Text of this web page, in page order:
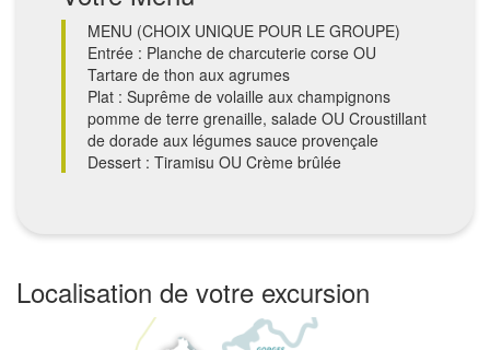
MENU (CHOIX UNIQUE POUR LE GROUPE)
Entrée : Planche de charcuterie corse OU
Tartare de thon aux agrumes
Plat : Suprême de volaille aux champignons
pomme de terre grenaille, salade OU Croustillant
de dorade aux légumes sauce provençale
Dessert : Tiramisu OU Crème brûlée
Localisation de votre excursion